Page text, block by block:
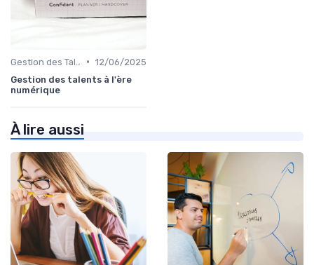
• 12/06/2025
Gestion des talents à l'ère
numérique
À lire aussi